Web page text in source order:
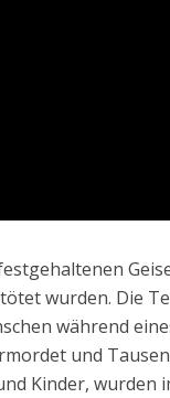
wurden. Die
während
und
Kinder, wurden